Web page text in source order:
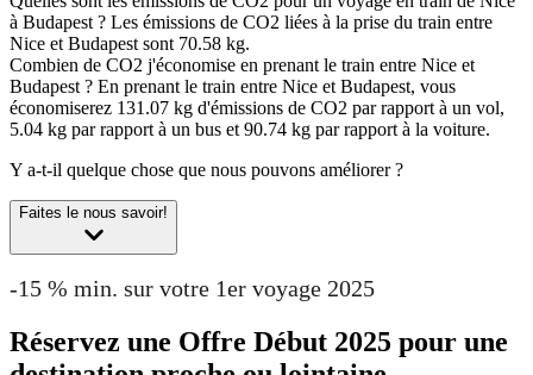
à Budapest ? Les émissions de CO2 liées à la prise du train entre
Nice et Budapest sont 70.58 kg.
Combien de CO2 j'économise en prenant le train entre Nice et
Budapest ? En prenant le train entre Nice et Budapest, vous
économiserez 131.07 kg d'émissions de CO2 par rapport à un vol,
5.04 kg par rapport à un bus et 90.74 kg par rapport à la voiture.
Y a-t-il quelque chose que nous pouvons améliorer ?
Faites le nous savoir!
-15 % min. sur votre 1er voyage 2025
Réservez une Offre Début 2025 pour une